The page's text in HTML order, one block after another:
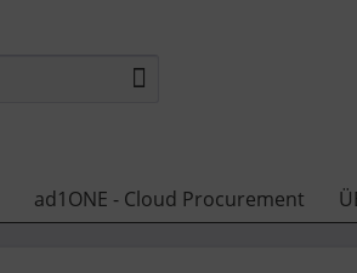
ad1ONE - Cloud Procurement